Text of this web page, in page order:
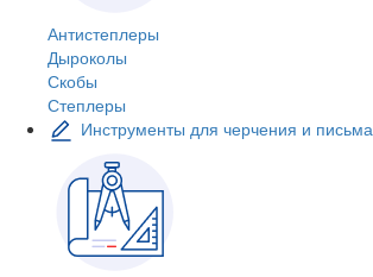
Антистеплеры
Дыроколы
Скобы
Степлеры
Инструменты для черчения и письма